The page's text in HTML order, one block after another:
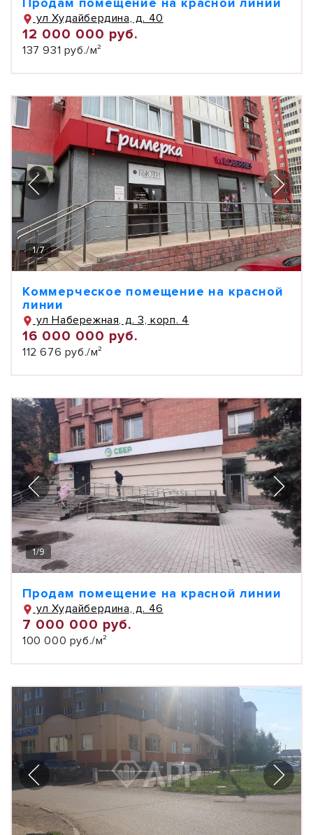
ул Худайбердина, д. 40
12 000 000 руб.
137 931 руб./м²
1/7
Коммерческое помещение на красной
линии
ул Набережная, д. 3, корп. 4
16 000 000 руб.
112 676 руб./м²
1/9
Продам помещение на красной линии
ул Худайбердина, д. 46
7 000 000 руб.
100 000 руб./м²